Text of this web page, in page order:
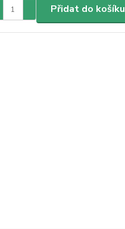
Přidat do košíku